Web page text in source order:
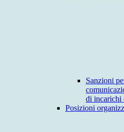
Sanzioni
di incarichi
Posizioni